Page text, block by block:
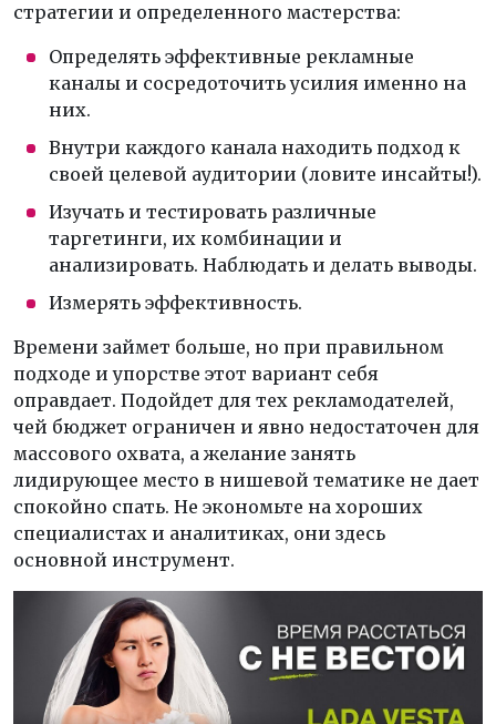
стратегии и определенного мастерства:
Определять эффективные рекламные
каналы и сосредоточить усилия именно на
них.
Внутри каждого канала находить подход к
своей целевой аудитории (ловите инсайты!).
Изучать и тестировать различные
таргетинги, их комбинации и
анализировать. Наблюдать и делать выводы.
Измерять эффективность.
Времени займет больше, но при правильном
подходе и упорстве этот вариант себя
оправдает. Подойдет для тех рекламодателей,
чей бюджет ограничен и явно недостаточен для
массового охвата, а желание занять
лидирующее место в нишевой тематике не дает
спокойно спать. Не экономьте на хороших
специалистах и аналитиках, они здесь
основной инструмент.